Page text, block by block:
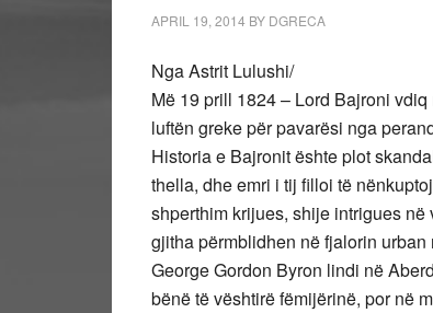
APRIL 19, 2014 BY DGRECA
Nga Astrit Lulushi/
Më 19 prill 1824 – Lord Bajroni
luftën greke për pavarësi nga
Historia e Bajronit ështe plot
thella, dhe emri i tij filloi të
shperthim krijues, shije intrigues
gjitha përmblidhen në fjalorin urban
George Gordon Byron lindi në
bënë të vështirë fëmijërinë, por në